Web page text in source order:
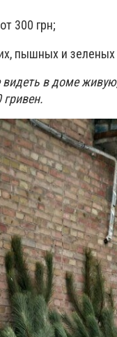
300 грн;
пышных и зеленых
видеть в доме
гривен.